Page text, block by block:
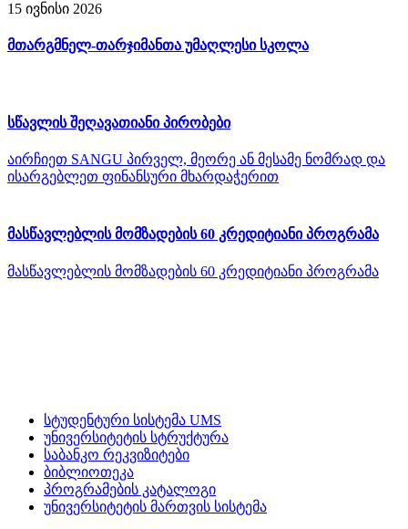
15 ივნისი 2026
მთარგმნელ-თარჯიმანთა უმაღლესი სკოლა
სწავლის შეღავათიანი პირობები
აირჩიეთ SANGU პირველ, მეორე ან მესამე ნომრად და
ისარგებლეთ ფინანსური მხარდაჭერით
მასწავლებლის მომზადების 60 კრედიტიანი პროგრამა
მასწავლებლის მომზადების 60 კრედიტიანი პროგრამა
სტუდენტური სისტემა UMS
უნივერსიტეტის სტრუქტურა
საბანკო რეკვიზიტები
ბიბლიოთეკა
პროგრამების კატალოგი
უნივერსიტეტის მართვის სისტემა